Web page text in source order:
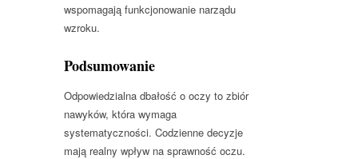
wspomagają funkcjonowanie narządu
wzroku.
Podsumowanie
Odpowiedzialna dbałość o oczy to zbiór
nawyków, która wymaga
systematyczności. Codzienne decyzje
mają realny wpływ na sprawność oczu.